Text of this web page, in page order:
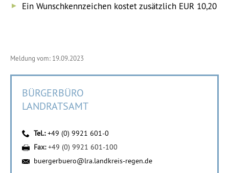
Ein Wunschkennzeichen kostet zusätzlich EUR 10,20
Meldung vom: 19.09.2023
BÜRGERBÜRO
LANDRATSAMT
Tel.:+49 (0) 9921 601-0
Fax:+49 (0) 9921 601-100
buergerbuero@lra.landkreis-regen.de